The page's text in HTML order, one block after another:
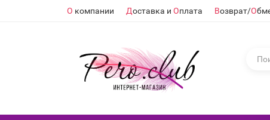
О компании Доставка и Оплата Возврат/О